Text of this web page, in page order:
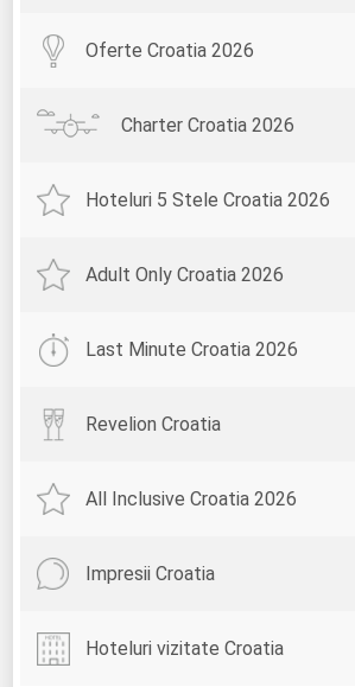
Oferte Croatia 2026
Charter Croatia 2026
Hoteluri 5 Stele Croatia 2026
Adult Only Croatia 2026
Last Minute Croatia 2026
Revelion Croatia
All Inclusive Croatia 2026
Impresii Croatia
Hoteluri vizitate Croatia